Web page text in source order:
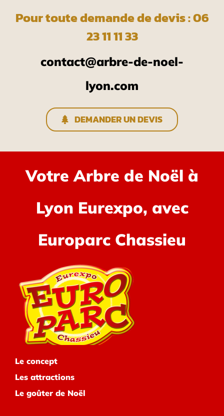
Pour toute demande de devis : 06
23 11 11 33
contact@arbre-de-noel-
lyon.com
DEMANDER UN DEVIS
Votre Arbre de Noël à
Lyon Eurexpo, avec
Europarc Chassieu
Le concept
Les attractions
Le goûter de Noël